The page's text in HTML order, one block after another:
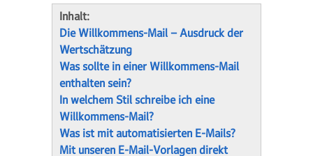
Inhalt:
Die Willkommens-Mail – Ausdruck der
Wertschätzung
Was sollte in einer Willkommens-Mail
enthalten sein?
In welchem Stil schreibe ich eine
Willkommens-Mail?
Was ist mit automatisierten E-Mails?
Mit unseren E-Mail-Vorlagen direkt